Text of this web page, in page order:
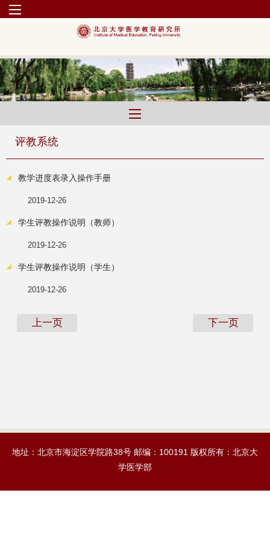
评教系统
教学进度表录入操作手册
2019-12-26
学生评教操作说明（教师）
2019-12-26
学生评教操作说明（学生）
2019-12-26
上一页 下一页
地址：北京市海淀区学院路38号 邮编：100191 版权所有：北京大
学医学部